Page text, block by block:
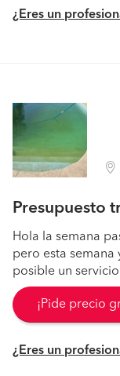
¿Eres un
Presupuesto
Hola la semana
pero esta semana
posible un
¡Pide precio
¿Eres un